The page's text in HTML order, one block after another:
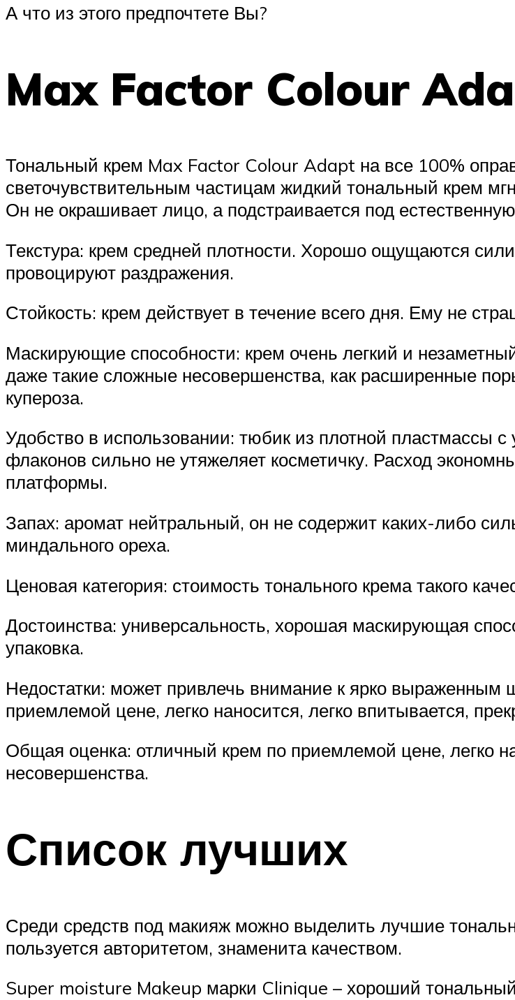
А что из этого предпочтете Вы?
Max Factor Colour
Тональный крем Max Factor Colour Adapt на все 100%
светочувствительным частицам жидкий тональный крем
Он не окрашивает лицо, а подстраивается под
Текстура: крем средней плотности. Хорошо ощущаются
провоцируют раздражения.
Стойкость: крем действует в течение всего дня. Ему не
Маскирующие способности: крем очень легкий и
даже такие сложные несовершенства, как расширенные
купероза.
Удобство в использовании: тюбик из плотной пластмассы
флаконов сильно не утяжеляет косметичку. Расход
платформы.
Запах: аромат нейтральный, он не содержит каких-либо
миндального ореха.
Ценовая категория: стоимость тонального крема такого
Достоинства: универсальность, хорошая маскирующая
упаковка.
Недостатки: может привлечь внимание к ярко
приемлемой цене, легко наносится, легко впитывается,
Общая оценка: отличный крем по приемлемой цене, легко
несовершенства.
Список лучших
Среди средств под макияж можно выделить лучшие
пользуется авторитетом, знаменита качеством.
Super moisture Makeup марки Clinique – хороший